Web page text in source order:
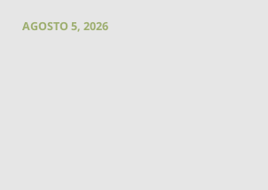
AGOSTO 5, 2026